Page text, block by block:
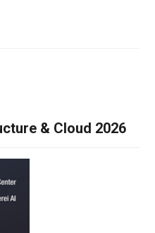
& Cloud 2026